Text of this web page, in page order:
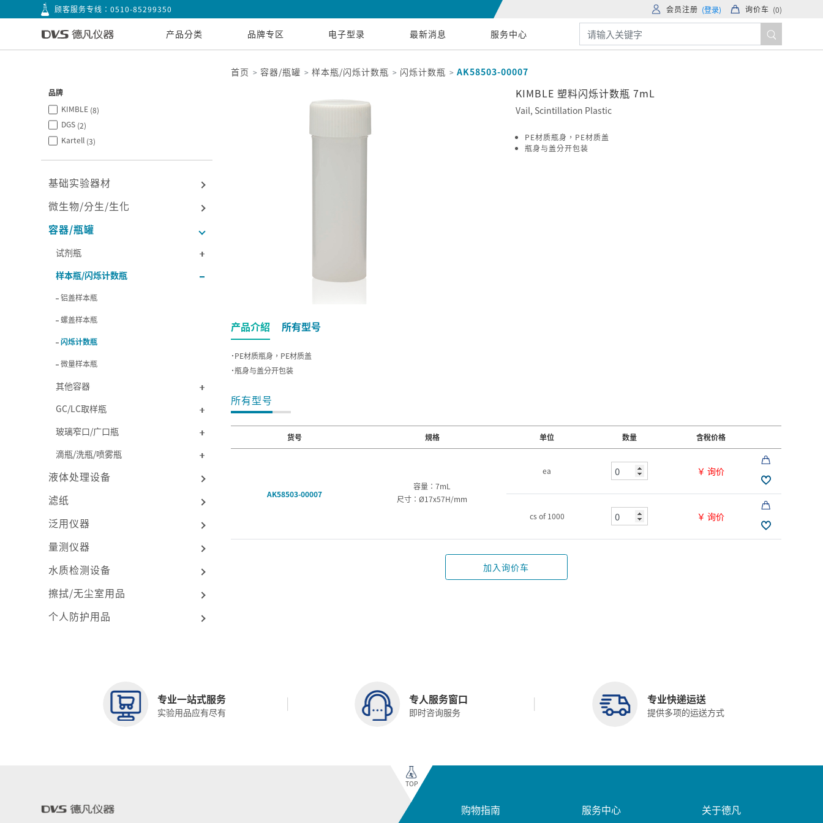
顾客服务专线：0510-85299350 会员注册 (登录) 询价车 (0)
产品分类 品牌专区 电子型录 最新消息 服务中心
首页 容器/瓶罐 样本瓶/闪烁计数瓶 闪烁计数瓶 AK58503-00007
品牌
KIMBLE (8)
DGS (2)
Kartell (3)
基础实验器材
微生物/分生/生化
容器/瓶罐
试剂瓶
样本瓶/闪烁计数瓶
铝盖样本瓶
螺盖样本瓶
闪烁计数瓶
微量样本瓶
其他容器
GC/LC取样瓶
玻璃窄口/广口瓶
滴瓶/洗瓶/喷雾瓶
液体处理设备
滤纸
泛用仪器
量测仪器
水质检测设备
擦拭/无尘室用品
个人防护用品
KIMBLE 塑料闪烁计数瓶 7mL
Vail, Scintillation Plastic
PE材质瓶身，PE材质盖
瓶身与盖分开包装
产品介紹 所有型号
˙PE材质瓶身，PE材质盖
˙瓶身与盖分开包装
所有型号
货号 規格 单位 数量 含稅价格
AK58503-00007
容量：7mL
尺寸：Ø17x57H/mm
ea ￥ 询价
cs of 1000 ￥ 询价
加入询价车
专业一站式服务
实验用品应有尽有
专人服务窗口
即时咨询服务
专业快递运送
提供多项的运送方式
TOP
购物指南 服务中心 关于德凡